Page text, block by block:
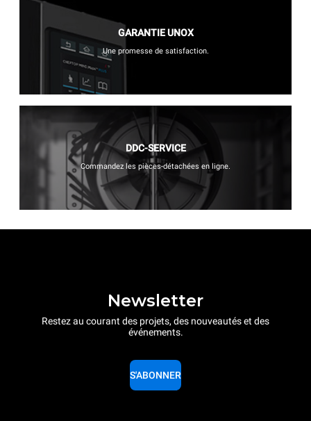
GARANTIE UNOX
Une promesse de satisfaction.
DDC-SERVICE
Commandez les pièces-détachées en ligne.
Newsletter
Restez au courant des projets, des nouveautés et des
événements.
S'ABONNER